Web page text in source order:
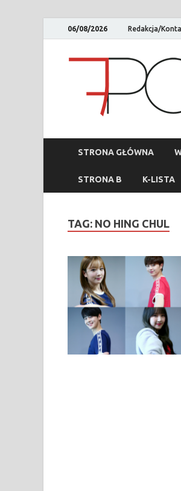
06/08/2026 Redakcja/
STRONA GŁÓWNA
STRONA B K-LISTA
TAG: NO HING CHUL